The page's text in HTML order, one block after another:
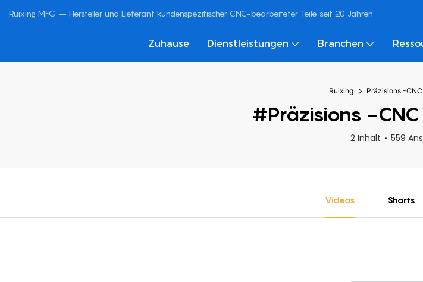
Ruixing MFG – Hersteller und Lieferant kundenspezifischer CNC-bearbeiteter Teile seit 20 Jahren
Zuhause Dienstleistungen Branchen
Ruixing Präzisions -
#Präzisions -
2 Inhalt 559
Videos Shorts